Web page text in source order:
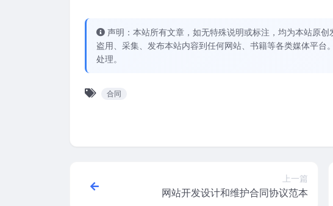
声明：本站所有文章，如无特殊说明或标注，均为本站原
盗用、采集、发布本站内容到任何网站、书籍等各类媒体平
处理。
合同
上一篇
网站开发设计和维护合同协议范本